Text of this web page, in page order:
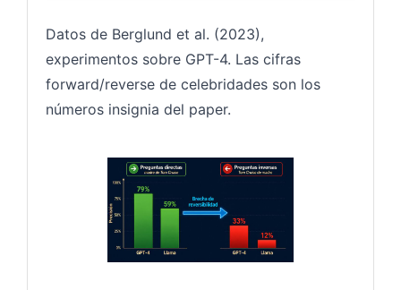
Datos de Berglund et al. (2023),
experimentos sobre GPT-4. Las cifras
forward/reverse de celebridades son los
números insignia del paper.